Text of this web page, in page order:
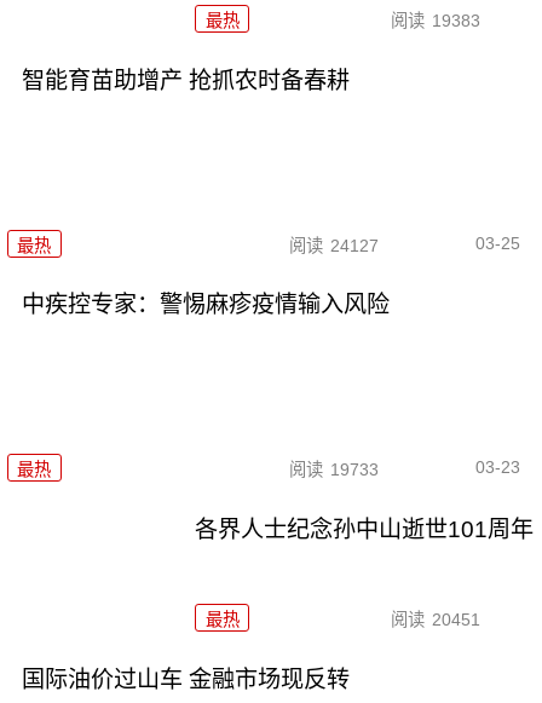
最热 阅读 19383
智能育苗助增产 抢抓农时备春耕
最热 阅读 24127 03-25
中疾控专家：警惕麻疹疫情输入风险
最热 阅读 19733 03-23
各界人士纪念孙中山逝世101周年
最热 阅读 20451
国际油价过山车 金融市场现反转